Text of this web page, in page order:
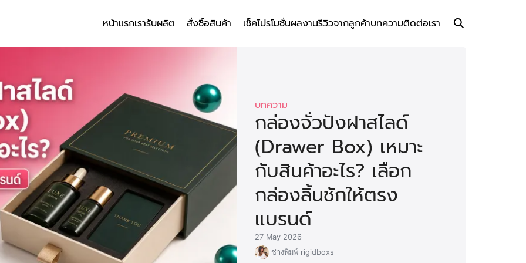
หน้าแรกเรารับผลิต สั่งซื้อสินค้า เช็คโปรโมชั่นผลงานรีวิวจากลูกค้าบทความติดต่อเรา
บทความ
กล่องจั่วปังฝาสไลด์
(Drawer Box) เหมาะ
กับสินค้าอะไร? เลือก
กล่องลิ้นชักให้ตรง
แบรนด์
27 May 2026
ช่างพิมพ์ rigidboxs